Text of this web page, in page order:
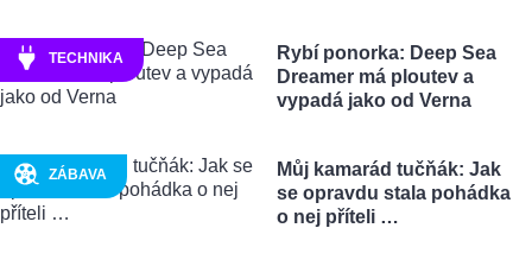
TECHNIKA
Rybí ponorka: Deep Sea
Dreamer má ploutev a
vypadá jako od Verna
ZÁBAVA
Můj kamarád tučňák: Jak
se opravdu stala pohádka
o nej příteli …